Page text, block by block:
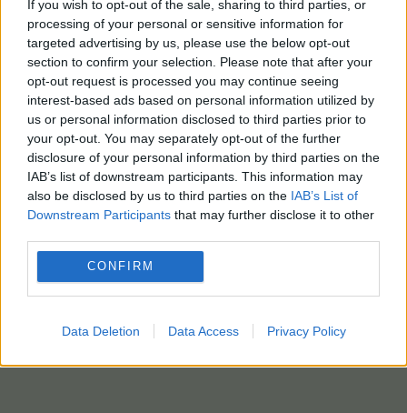
If you wish to opt-out of the sale, sharing to third parties, or
processing of your personal or sensitive information for
targeted advertising by us, please use the below opt-out
section to confirm your selection. Please note that after your
opt-out request is processed you may continue seeing
interest-based ads based on personal information utilized by
us or personal information disclosed to third parties prior to
your opt-out. You may separately opt-out of the further
disclosure of your personal information by third parties on the
IAB’s list of downstream participants. This information may
also be disclosed by us to third parties on the IAB’s List of
Downstream Participants that may further disclose it to other
CONFIRM
Data Deletion Data Access Privacy Policy
EPA-KEYSTONE